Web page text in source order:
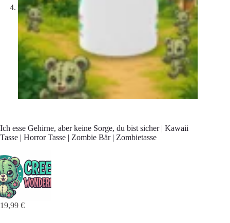
Ich esse Gehirne, aber keine Sorge, du bist sicher | Kawaii
Tasse | Horror Tasse | Zombie Bär | Zombietasse
19,99 €